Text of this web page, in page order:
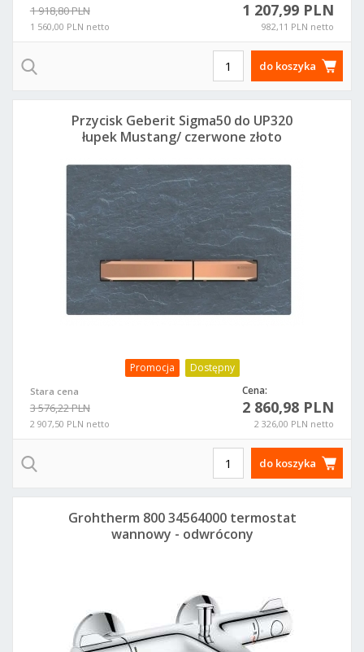
1 918,80 PLN
1 560,00 PLN netto
1 207,99 PLN
982,11 PLN netto
do koszyka
Promocja Dostępny
Stara cena
3 576,22 PLN
2 907,50 PLN netto
Cena:
2 860,98 PLN
2 326,00 PLN netto
Przycisk Geberit Sigma50 do UP320
łupek Mustang/ czerwone złoto
do koszyka
Grohtherm 800 34564000 termostat
wannowy - odwrócony